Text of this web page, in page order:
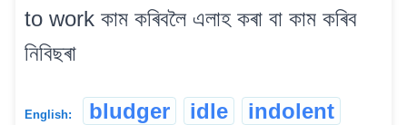
to work কাম কৰিবলৈ এলাহ কৰা বা কাম কৰিব
নিবিছৰা
English: bludger idle
indolent